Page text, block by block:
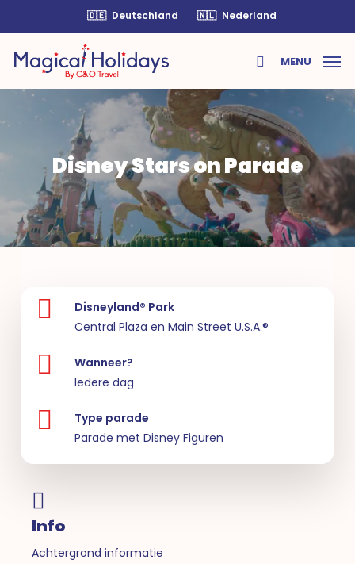
main
content
🇩🇪 Deutschland 🇳🇱 Nederland
search
MENU
Disney Stars on Parade
Disneyland® Park
Central Plaza en Main Street U.S.A.®
Wanneer?
Iedere dag
Type parade
Parade met Disney Figuren
Info
Achtergrond informatie